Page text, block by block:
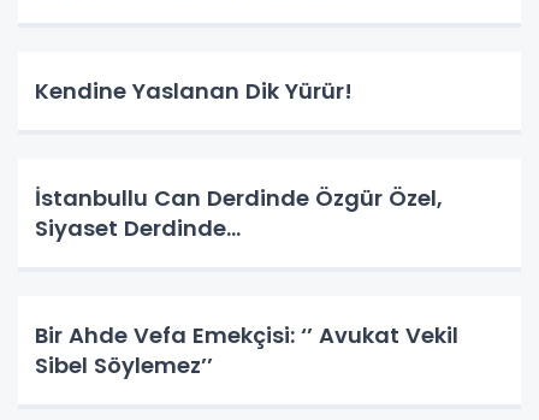
Kendine Yaslanan Dik Yürür!
İstanbullu Can Derdinde Özgür Özel,
Siyaset Derdinde…
Bir Ahde Vefa Emekçisi: ‘’ Avukat Vekil
Sibel Söylemez’’